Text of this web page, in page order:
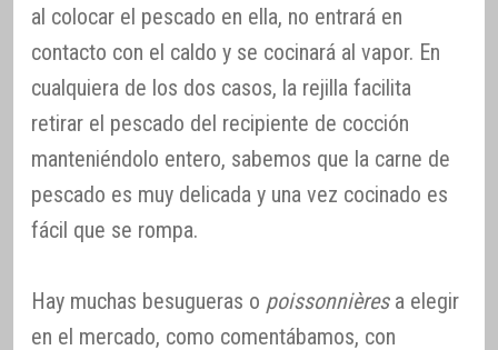
al colocar el pescado en ella, no entrará en
contacto con el caldo y se cocinará al vapor. En
cualquiera de los dos casos, la rejilla facilita
retirar el pescado del recipiente de cocción
manteniéndolo entero, sabemos que la carne de
pescado es muy delicada y una vez cocinado es
fácil que se rompa.
Hay muchas besugueras o poissonnièresa elegir
en el mercado, como comentábamos, con